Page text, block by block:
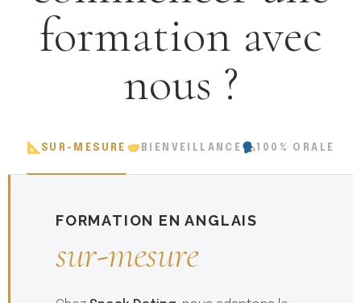
formation avec
nous ?
SUR-MESURE BIENVEILLANCE 100% ORALE
FORMATION EN ANGLAIS
sur-mesure